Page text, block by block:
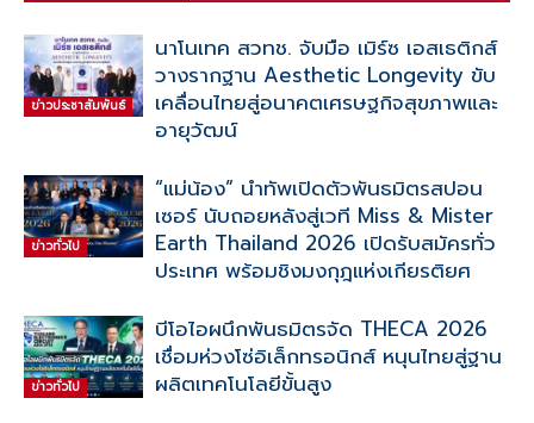
ข่าวประชาสัมพันธ์
นาโนเทค สวทช. จับมือ เมิร์ซ เอสเธติกส์
วางรากฐาน Aesthetic Longevity ขับ
เคลื่อนไทยสู่อนาคตเศรษฐกิจสุขภาพและ
อายุวัฒน์
ข่าวทั่วไป
“แม่น้อง” นำทัพเปิดตัวพันธมิตรสปอน
เซอร์ นับถอยหลังสู่เวที Miss & Mister
Earth Thailand 2026 เปิดรับสมัครทั่ว
ประเทศ พร้อมชิงมงกุฎแห่งเกียรติยศ
ข่าวทั่วไป
บีโอไอผนึกพันธมิตรจัด THECA 2026
เชื่อมห่วงโซ่อิเล็กทรอนิกส์ หนุนไทยสู่ฐาน
ผลิตเทคโนโลยีขั้นสูง